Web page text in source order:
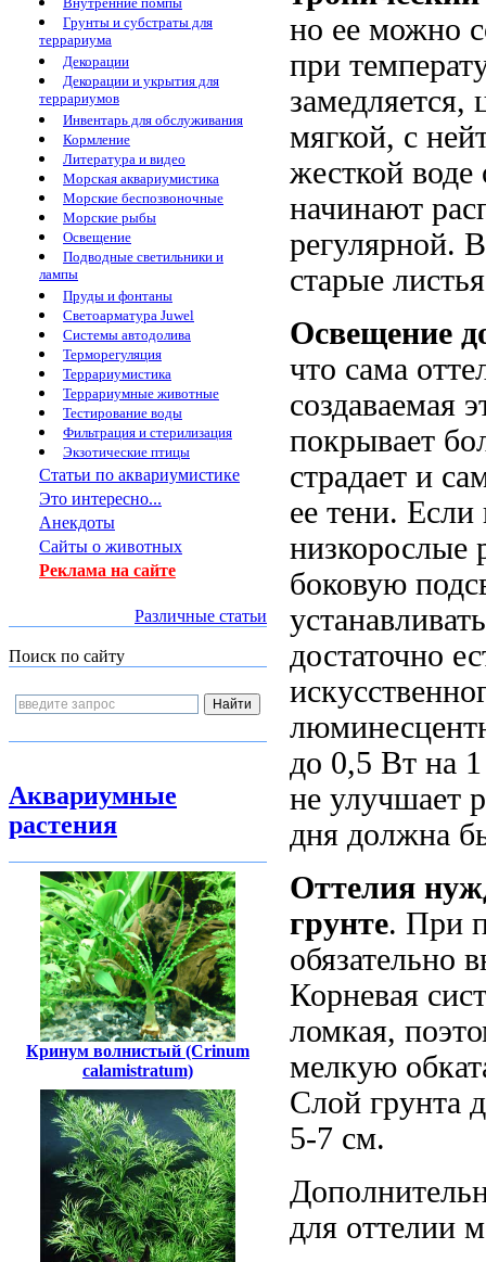
Грунты и субстраты для
террариума
Декорации
Декорации и укрытия для
террариумов
Инвентарь для обслуживания
Кормление
Литература и видео
Морская аквариумистика
Морские беспозвоночные
Морские рыбы
Освещение
Подводные светильники и
лампы
Пруды и фонтаны
Светоарматура Juwel
Системы автодолива
Терморегуляция
Террариумистика
Террариумные животные
Тестирование воды
Фильтрация и стерилизация
Экзотические птицы
Статьи по аквариумистике
Это интересно...
Анекдоты
Сайты о животных
Реклама на сайте
Различные статьи
Поиск по сайту
Аквариумные
растения
Кринум волнистый (Crinum
calamistratum)
но ее можно
при
замедляется,
мягкой, с
жесткой воде
начинают
регулярной.
старые
Освещение
что сама
создаваемая
покрывает
страдает и
ее тени. Если
низкорослые
боковую
достаточно
до 0,5 Вт на
не улучшает
дня должна
Оттелия
грунтe. При
обязательно
Корневая
ломкая,
мелкую
Слой грунта
5-7 см.
для оттелии